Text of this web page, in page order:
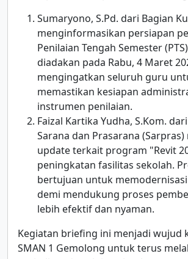
Sumaryono, S.Pd. dari Bagian
menginformasikan persiapan
Penilaian Tengah Semester
diadakan pada Rabu, 4 Maret
mengingatkan seluruh guru
memastikan kesiapan
instrumen penilaian.
Faizal Kartika Yudha, S.Kom.
Sarana dan Prasarana
update terkait program "Revit
peningkatan fasilitas sekolah.
bertujuan untuk
demi mendukung proses
lebih efektif dan nyaman.
Kegiatan briefing ini menjadi wujud
SMAN 1 Gemolong untuk terus